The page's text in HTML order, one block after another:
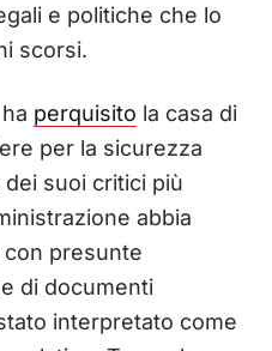
e politiche che lo
scorsi.
perquisito la casa di
per la sicurezza
suoi critici più
abbia
con presunte
di documenti
interpretato come